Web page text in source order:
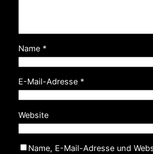
Name *
E-Mail-Adresse *
Website
Name, E-Mail-Adresse und